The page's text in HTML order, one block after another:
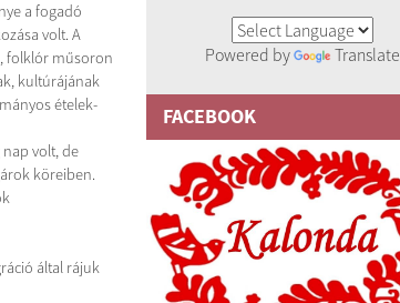
a fogadó
volt. A
folklór műsoron
kultúrájának
ételek-
volt, de
köreiben.
által rájuk
Powered by Translate
FACEBOOK